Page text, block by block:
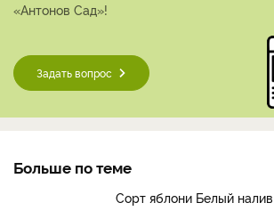
«Антонов Сад»!
Задать вопрос
Больше по теме
Сорт яблони Белый налив